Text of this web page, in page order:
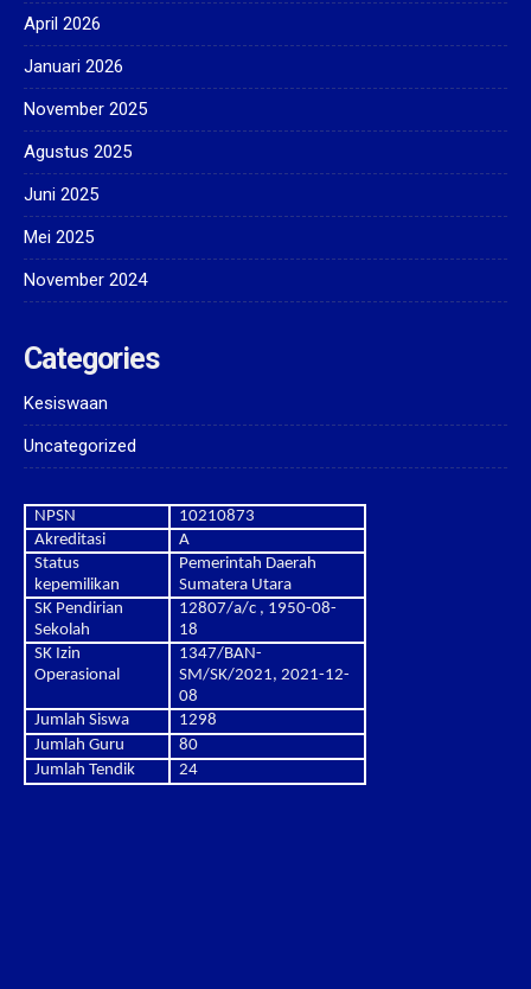
April 2026
Januari 2026
November 2025
Agustus 2025
Juni 2025
Mei 2025
November 2024
Categories
Kesiswaan
Uncategorized
NPSN
10210873
Akreditasi
A
Status
kepemilikan
Pemerintah Daerah
Sumatera Utara
SK Pendirian
Sekolah
12807/a/c , 1950-08-
18
SK Izin
Operasional
1347/BAN-
SM/SK/2021, 2021-12-
08
Jumlah Siswa
1298
Jumlah Guru
80
Jumlah Tendik
24